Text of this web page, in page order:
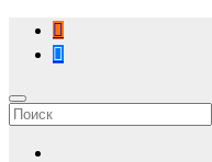
Перейти
содержимому